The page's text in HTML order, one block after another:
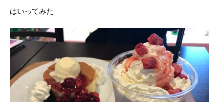
はいってみた